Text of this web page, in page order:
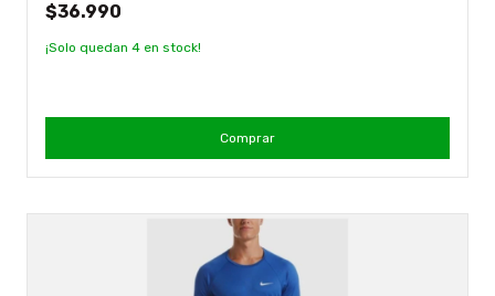
$36.990
¡Solo quedan 4 en stock!
Comprar